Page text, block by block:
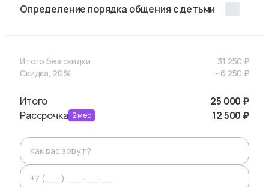
Определение порядка общения с детьми
Итого без скидки 31 250 ₽
Скидка, 20%
- 6 250 ₽
Итого 25 000 ₽
Рассрочка 2мес 12 500 ₽